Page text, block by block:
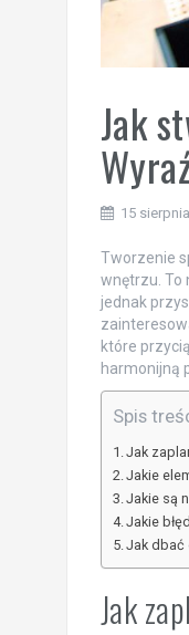
Jak
15
Tworzenie
wnętrzu. To
jednak
które
harmonijną
Spis
Jak
Jakie
Jakie są
Jakie
Jak dbać
Jak